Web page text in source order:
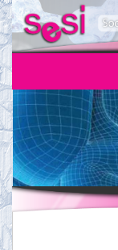
Home
Uscite
Eventi
News